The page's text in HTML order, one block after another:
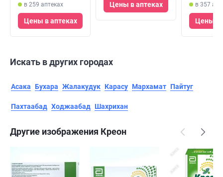
в 259 аптеках
Цены в аптеках
Цены в аптеках в 357
Цены в
Искать в других городах
Асака Бухара Жалакудук Карасу Мархамат Пайтуг
Пахтаабад Ходжаабад Шахрихан
Другие изображения Креон